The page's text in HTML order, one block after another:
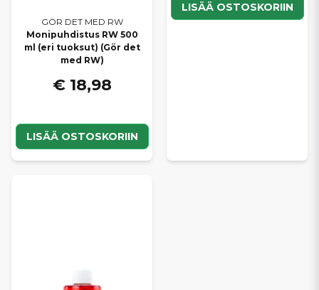
GÖR DET MED RW
Monipuhdistus RW 500
ml (eri tuoksut) (Gör det
med RW)
€ 18,98
LISÄÄ OSTOSKORIIN
LISÄÄ OSTOSKORIIN